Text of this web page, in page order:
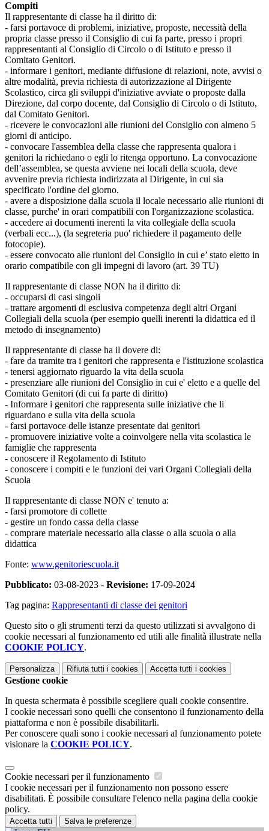
Compiti
Il rappresentante di classe ha il diritto di:
- farsi portavoce di problemi, iniziative, proposte, necessità della
propria classe presso il Consiglio di cui fa parte, presso i propri
rappresentanti al Consiglio di Circolo o di Istituto e presso il
Comitato Genitori.
- informare i genitori, mediante diffusione di relazioni, note, avvisi o
altre modalità, previa richiesta di autorizzazione al Dirigente
Scolastico, circa gli sviluppi d'iniziative avviate o proposte dalla
Direzione, dal corpo docente, dal Consiglio di Circolo o di Istituto,
dal Comitato Genitori.
- ricevere le convocazioni alle riunioni del Consiglio con almeno 5
giorni di anticipo.
- convocare l'assemblea della classe che rappresenta qualora i
genitori la richiedano o egli lo ritenga opportuno. La convocazione
dell’assemblea, se questa avviene nei locali della scuola, deve
avvenire previa richiesta indirizzata al Dirigente, in cui sia
specificato l'ordine del giorno.
- avere a disposizione dalla scuola il locale necessario alle riunioni di
classe, purche' in orari compatibili con l'organizzazione scolastica.
- accedere ai documenti inerenti la vita collegiale della scuola
(verbali ecc...), (la segreteria puo' richiedere il pagamento delle
fotocopie).
- essere convocato alle riunioni del Consiglio in cui e’ stato eletto in
orario compatibile con gli impegni di lavoro (art. 39 TU)
Il rappresentante di classe NON ha il diritto di:
- occuparsi di casi singoli
- trattare argomenti di esclusiva competenza degli altri Organi
Collegiali della scuola (per esempio quelli inerenti la didattica ed il
metodo di insegnamento)
Il rappresentante di classe ha il dovere di:
- fare da tramite tra i genitori che rappresenta e l'istituzione scolastica
- tenersi aggiornato riguardo la vita della scuola
- presenziare alle riunioni del Consiglio in cui e' eletto e a quelle del
Comitato Genitori (di cui fa parte di diritto)
- Informare i genitori che rappresenta sulle iniziative che li
riguardano e sulla vita della scuola
- farsi portavoce delle istanze presentate dai genitori
- promuovere iniziative volte a coinvolgere nella vita scolastica le
famiglie che rappresenta
- conoscere il Regolamento di Istituto
- conoscere i compiti e le funzioni dei vari Organi Collegiali della
Scuola
Il rappresentante di classe NON e' tenuto a:
- farsi promotore di collette
- gestire un fondo cassa della classe
- comprare materiale necessario alla classe o alla scuola o alla
didattica
Fonte: www.genitoriescuola.it
Pubblicato: 03-08-2023 - Revisione: 17-09-2024
Tag pagina: Rappresentanti di classe dei genitori
Questo sito o gli strumenti terzi da questo utilizzati si avvalgono di
cookie necessari al funzionamento ed utili alle finalità illustrate nella
COOKIE POLICY.
Personalizza Rifiuta tutti i cookies Accetta tutti i cookies
Gestione cookie
In questa schermata è possibile scegliere quali cookie consentire.
I cookie necessari sono quelli che consentono il funzionamento della
piattaforma e non è possibile disabilitarli.
Per conoscere quali sono i cookie necessari al funzionamento potete
visionare la COOKIE POLICY.
Cookie necessari per il funzionamento
I cookie necessari per il funzionamento non possono essere
disabilitati. È possibile consultare l'elenco nella pagina della cookie
policy.
Accetta tutti Salva le preferenze